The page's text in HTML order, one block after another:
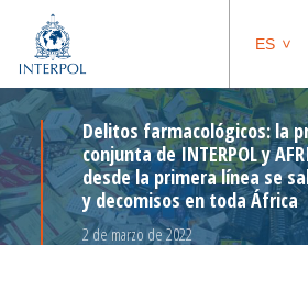
ES
Delitos farmacológicos: la
conjunta de INTERPOL y
desde la primera línea se
y decomisos en toda África
2 de marzo de 2022